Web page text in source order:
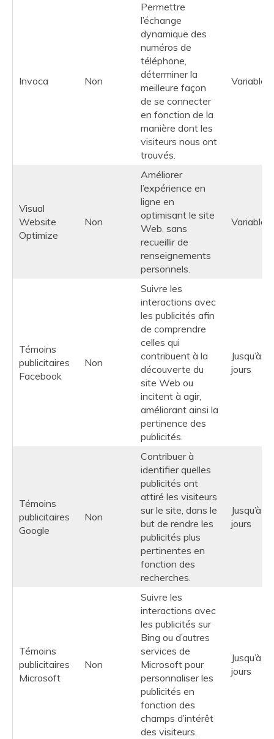
Invoca Non
Permettre
l’échange
dynamique des
numéros de
téléphone,
déterminer la
meilleure façon
de se connecter
en fonction de la
manière dont les
visiteurs nous ont
trouvés.
Variable
Visual
Website
Optimize
Non
Améliorer
l’expérience en
ligne en
optimisant le site
Web, sans
recueillir de
renseignements
personnels.
Variable
Témoins
publicitaires
Facebook
Non
Suivre les
interactions avec
les publicités afin
de comprendre
celles qui
contribuent à la
découverte du
site Web ou
incitent à agir,
améliorant ainsi la
pertinence des
publicités.
Jusqu’à
jours
Témoins
publicitaires
Google
Non
Contribuer à
identifier quelles
publicités ont
attiré les visiteurs
sur le site, dans le
but de rendre les
publicités plus
pertinentes en
fonction des
recherches.
Jusqu’à
jours
Témoins
publicitaires
Microsoft
Non
Suivre les
interactions avec
les publicités sur
Bing ou d’autres
services de
Microsoft pour
personnaliser les
publicités en
fonction des
champs d’intérêt
des visiteurs.
Jusqu’à
jours